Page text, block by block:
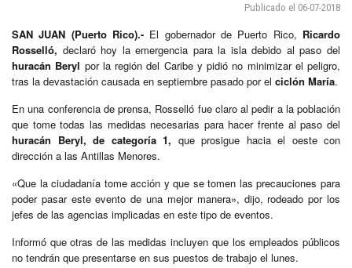
Publicado el 06-07-2018
SAN JUAN (Puerto Rico).- El gobernador de Puerto Rico, Ricardo
Rosselló, declaró hoy la emergencia para la isla debido al paso del
huracán Beryl por la región del Caribe y pidió no minimizar el peligro,
tras la devastación causada en septiembre pasado por el ciclón María.
En una conferencia de prensa, Rosselló fue claro al pedir a la población
que tome todas las medidas necesarias para hacer frente al paso del
huracán Beryl, de categoría 1, que prosigue hacia el oeste con
dirección a las Antillas Menores.
«Que la ciudadanía tome acción y que se tomen las precauciones para
poder pasar este evento de una mejor manera», dijo, rodeado por los
jefes de las agencias implicadas en este tipo de eventos.
Informó que otras de las medidas incluyen que los empleados públicos
no tendrán que presentarse en sus puestos de trabajo el lunes.